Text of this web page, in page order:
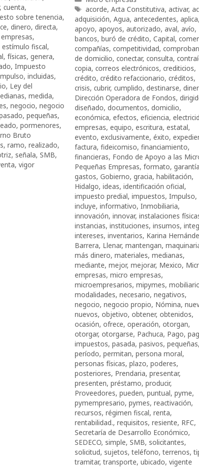
, cuenta,
sobre tenencia,
, dinero, directa,
empresas,
estímulo fiscal,
, físicas, genera,
, Impuesto
, incluidas,
, Ley del
, medida,
, negocio, negocio
, pequeñas,
, pormenores,
Bruto
, ramo, realizado,
, señala, SMB,
, vigor
Etiquetas
acorde, Acta Constitutiva, activar,
adquisición, Agua, antecedentes, aplica,
apoyo, apoyos, autorizado, aval, avío,
bancos, buró de crédito, Capital,
compañías, competitividad,
de domicilio, conectar, consulta,
copia, correos electrónicos, crediticios,
crédito, crédito refaccionario, créditos,
crisis, cubrir, cumplido, destinarse,
Dirección Operadora de Fondos,
diseñado, documentos, domicilio,
económica, efectos, eficiencia,
empresas, equipo, escritura, estatal,
evento, exclusivamente, éxito,
factura, fideicomiso, financiamiento,
financieras, Fondo de Apoyo a las
Pequeñas Empresas, formato,
gastos, Gobierno, gracia, habilitación,
Hidalgo, ideas, identificación oficial,
impuesto predial, impuestos, Impulso,
incluye, informativo, Inmobiliaria,
innovación, innovar, instalaciones
instancias, instituciones, insumos,
intereses, inventarios, Karina
Barrera, Llenar, mantengan,
más dinero, materiales, medianas,
mediante, mejor, mejorar, Mexico,
empresas, micro empresas,
microempresarios, mipymes,
modalidades, necesario, negativos,
negocio, negocio propio, Nómina,
nuevos, objetivo, obtener, obtenidos,
ocasión, ofrece, operación, otorgan,
otorgar, otorgarse, Pachuca, Pago,
impuestos, pasada, pasivos, pequeñas,
período, permitan, persona moral,
personas físicas, plazo, poderes,
posteriores, Prendaria, presentar,
presenten, préstamo, producir,
Proveedores, pueden, puntual, pyme,
pymempresario, pymes, reactivación,
recursos, régimen fiscal, renta,
rentabilidad., requisitos, resiente, RFC,
Secretaría de Desarrollo Económico,
SEDECO, simple, SMB, solicitantes,
solicitud, sujetos,teléfono,terrenos,
tramitar,transporte, ubicado, vigente